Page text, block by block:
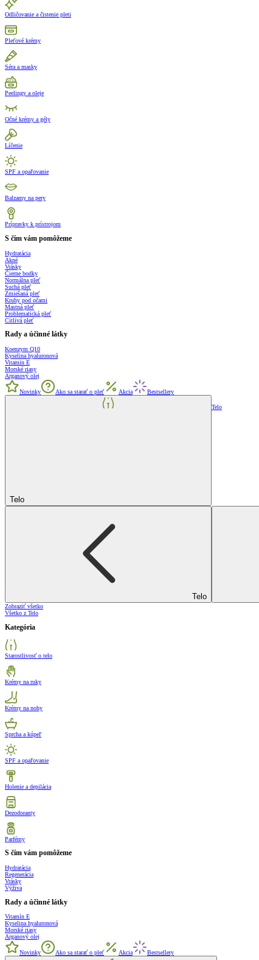
Odličovanie a čistenie pleti
Pleťové krémy
Séra a masky
Peelingy a oleje
Očné krémy a gély
Líčenie
SPF a opaľovanie
Balzamy na pery
Prípravky k prístrojom
S čím vám pomôžeme
Hydratácia
Akné
Vrásky
Čierne bodky
Normálna pleť
Suchá pleť
Zmiešaná pleť
Kruhy pod očami
Mastná pleť
Problematická pleť
Citlivá pleť
Rady a účinné látky
Koenzym Q10
Kyselina hyaluronová
Vitamin E
Morské riasy
Arganový olej
Novinky Ako sa starať o pleť Akcia Bestsellery
Telo
Telo
Telo
Zobraziť všetko
Všetko z Telo
Kategória
Starostlivosť o telo
Krémy na ruky
Krémy na nohy
Sprcha a kúpeľ
SPF a opaľovanie
Holenie a depilácia
Dezodoranty
Parfémy
S čím vám pomôžeme
Hydratácia
Regenerácia
Vrásky
Výživa
Rady a účinné látky
Vitamín E
Kyselina hyaluronová
Morské riasy
Arganový olej
Novinky Ako sa starať o pleť Akcia Bestsellery